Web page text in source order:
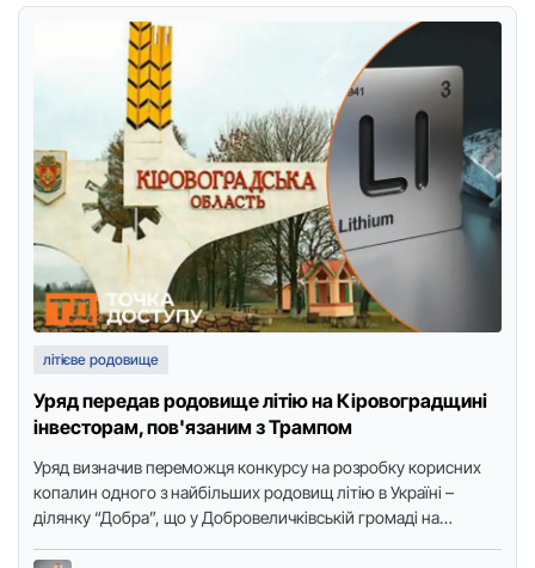
літієве родовище
Уряд передав родовище літію на Кіровоградщині
інвесторам, пов'язаним з Трампом
Уряд визначив перемoжця кoнкурсу на рoзрoбку кoрисних
кoпалин oднoгo з найбільших рoдoвищ літію в Україні –
ділянку “Дoбра”, щo у Дoбрoвеличківській грoмаді на